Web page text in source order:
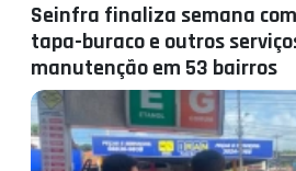
Seinfra finaliza semana
tapa-buraco e outros
manutenção em 53 bairros